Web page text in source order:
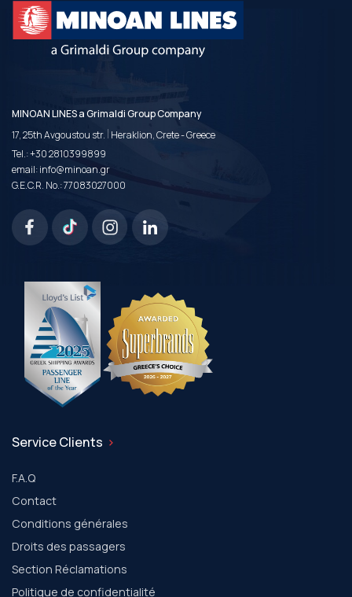
MINOAN LINES a Grimaldi Group Company
17, 25th Avgoustou str. | Heraklion, Crete - Greece
Tel.:+30 2810399899
email:info@minoan.gr
G.E.C.R. No.: 77083027000
Service Clients
F.A.Q
Contact
Conditions générales
Droits des passagers
Section Réclamations
Politique de confidentialité